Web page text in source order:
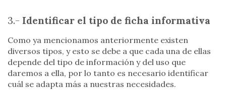
3.- Identificar el tipo de ficha informativa
Como ya mencionamos anteriormente existen
diversos tipos, y esto se debe a que cada una de ellas
depende del tipo de información y del uso que
daremos a ella, por lo tanto es necesario identificar
cuál se adapta más a nuestras necesidades.